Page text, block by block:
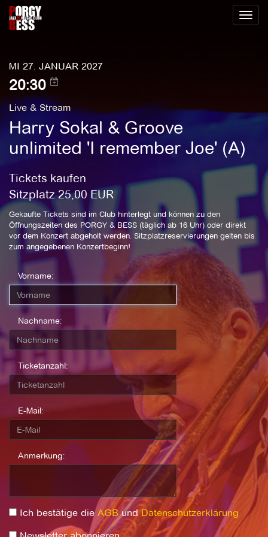
Toggle
MI 27. JANUAR 2027
20:30
Live & Stream
Harry Sokal & Groove
unlimited 'I remember Joe' (A)
Tickets kaufen
Sitzplatz25,00 EUR
Gekaufte Tickets sind im Club hinterlegt und können zu den
Öffnungszeiten des PORGY & BESS (täglich ab 16 Uhr) oder direkt
vor dem Konzert abgeholt werden. Sitzplatzreservierungen gelten bis
zum angegebenen Konzertbeginn!
Vorname:
Nachname:
Ticketanzahl:
E-Mail:
Anmerkung:
Ich bestätige dieAGBundDatenschutzerklärung